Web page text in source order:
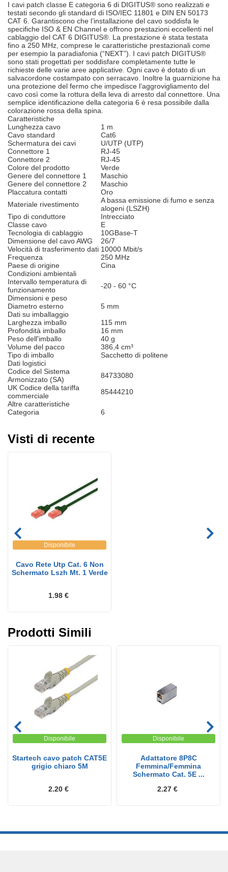
I cavi patch classe E categoria 6 di DIGITUS® sono realizzati e
testati secondo gli standard di ISO/IEC 11801 e DIN EN 50173
CAT 6. Garantiscono che l’installazione del cavo soddisfa le
specifiche ISO & EN Channel e offrono prestazioni eccellenti nel
cablaggio del CAT 6 DIGITUS®. La prestazione è stata testata
fino a 250 MHz, comprese le caratteristiche prestazionali come
per esempio la paradiafonia (“NEXT”). I cavi patch DIGITUS®
sono stati progettati per soddisfare completamente tutte le
richieste delle varie aree applicative. Ogni cavo è dotato di un
salvacordone costampato con serracavo. Inoltre la guarnizione ha
una protezione del fermo che impedisce l’aggrovigliamento del
cavo così come la rottura della leva di arresto dal connettore. Una
semplice identificazione della categoria 6 è resa possibile dalla
colorazione rossa della spina.
Caratteristiche
Lunghezza cavo
1 m
Cavo standard
Cat6
Schermatura dei cavi
U/UTP (UTP)
Connettore 1
RJ-45
Connettore 2
RJ-45
Colore del prodotto
Verde
Genere del connettore 1
Maschio
Genere del connettore 2
Maschio
Placcatura contatti
Oro
Materiale rivestimento
A bassa emissione di fumo e senza
alogeni (LSZH)
Tipo di conduttore
Intrecciato
Classe cavo
E
Tecnologia di cablaggio
10GBase-T
Dimensione del cavo AWG
26/7
Velocità di trasferimento dati 10000 Mbit/s
Frequenza
250 MHz
Paese di origine
Cina
Condizioni ambientali
Intervallo temperatura di
funzionamento
-20 - 60 °C
Dimensioni e peso
Diametro esterno
5 mm
Dati su imballaggio
Larghezza imballo
115 mm
Profondità imballo
16 mm
Peso dell'imballo
40 g
Volume del pacco
386,4 cm³
Tipo di imballo
Sacchetto di politene
Dati logistici
Codice del Sistema
Armonizzato (SA)
84733080
UK Codice della tariffa
commerciale
85444210
Altre caratteristiche
Categoria
6
Visti di recente
Disponibile
Cavo Rete Utp Cat. 6 Non
Schermato Lszh Mt. 1 Verde
1.98 €
Prodotti Simili
Disponibile
Startech cavo patch CAT5E
grigio chiaro 5M
2.20 €
Disponibile
Adattatore 8P8C
Femmina/Femmina
Schermato Cat. 5E ...
2.27 €